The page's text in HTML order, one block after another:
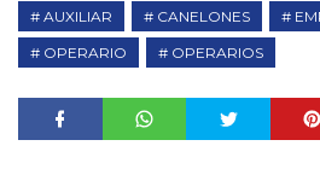
AUXILIAR CANELONES
OPERARIO
OPERARIOS